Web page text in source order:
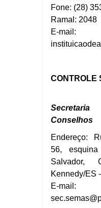
Fone: (28)
Ramal: 2048
E-mail:
CONTROLE
Conselhos
Endereço:
56,
Salvador,
Kennedy/ES
E-mail:
sec.